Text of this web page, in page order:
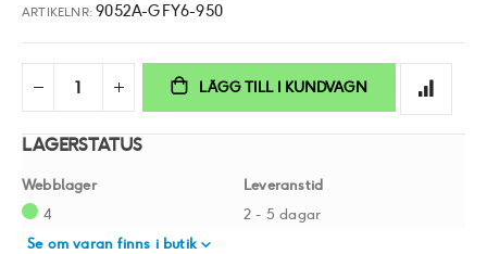
ARTIKELNR 9052A-GFY6-950
LÄGG TILL I KUNDVAGN
LAGERSTATUS
Webblager
Leveranstid
4
2 - 5 dagar
Se om varan finns i butik